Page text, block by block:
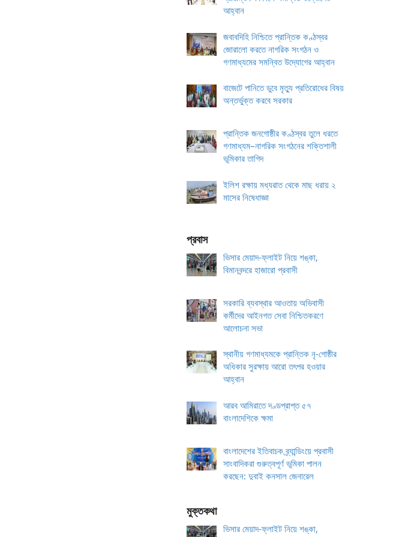
আহ্বান
জবাবদিহি নিশ্চিতে প্রান্তিক কণ্ঠস্বর
জোরালো করতে নাগরিক সংগঠন ও
গণমাধ্যমের সমন্বিত উদ্যোগের আহ্বান
বাজেটে পানিতে ডুবে মৃত্যু প্রতিরোধের বিষয়
অন্তর্ভুক্ত করবে সরকার
প্রান্তিক জনগোষ্ঠীর কণ্ঠস্বর তুলে ধরতে
গণমাধ্যম–নাগরিক সংগঠনের শক্তিশালী
ভূমিকার তাগিদ
ইলিশ রক্ষায় মধ্যরাত থেকে মাছ ধরায় ২
মাসের নিষেধাজ্ঞা
প্রবাস
ভিসার মেয়াদ-ফ্লাইট নিয়ে শঙ্কা,
বিমানবন্দরে হাজারো প্রবাসী
সরকারি ব্যবস্থার আওতায় অভিবাসী
কর্মীদের আইনগত সেবা নিশ্চিতকরণে
আলোচনা সভা
স্থানীয় গণমাধ্যমকে প্রান্তিক নৃ-গোষ্ঠীর
অধিকার সুরক্ষায় আরো তৎপর হওয়ার
আহ্বান
আরব আমিরাতে দণ্ডপ্রাপ্ত ৫৭
বাংলাদেশিকে ক্ষমা
বাংলাদেশের ইতিবাচক ব্র্যান্ডিংয়ে প্রবাসী
সাংবাদিকরা গুরুত্বপূর্ণ ভূমিকা পালন
করছেন: দুবাই কনসাল জেনারেল
মুক্তকথা
ভিসার মেয়াদ-ফ্লাইট নিয়ে শঙ্কা,